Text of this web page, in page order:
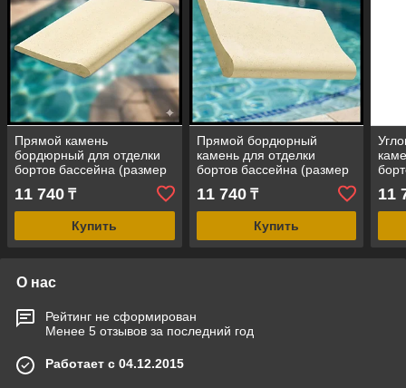
Прямой камень
бордюрный для отделки
бортов бассейна (размер
= 320 x 500 мм)
11 740 ₸
Купить
Прямой бордюрный
камень для отделки
бортов бассейна (размер
= 320 x 500 мм)
11 740₸
Купить
11
О нас
Рейтинг не сформирован
Менее 5 отзывов за последний год
Работает с 04.12.2015